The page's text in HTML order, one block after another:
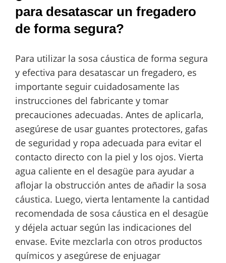
para desatascar un fregadero
de forma segura?
Para utilizar la sosa cáustica de forma segura
y efectiva para desatascar un fregadero, es
importante seguir cuidadosamente las
instrucciones del fabricante y tomar
precauciones adecuadas. Antes de aplicarla,
asegúrese de usar guantes protectores, gafas
de seguridad y ropa adecuada para evitar el
contacto directo con la piel y los ojos. Vierta
agua caliente en el desagüe para ayudar a
aflojar la obstrucción antes de añadir la sosa
cáustica. Luego, vierta lentamente la cantidad
recomendada de sosa cáustica en el desagüe
y déjela actuar según las indicaciones del
envase. Evite mezclarla con otros productos
químicos y asegúrese de enjuagar